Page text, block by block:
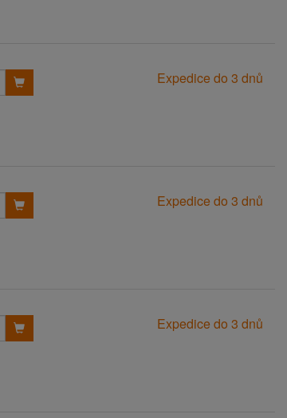
Expedice do 3 dnů
Expedice do 3 dnů
Expedice do 3 dnů